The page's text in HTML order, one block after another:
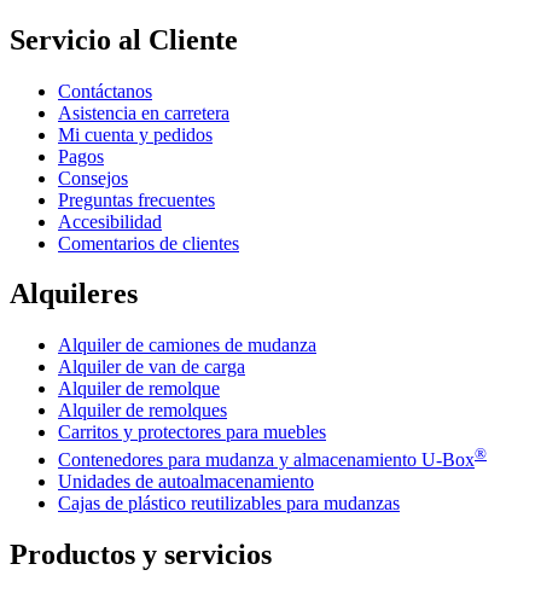
Servicio al Cliente
Contáctanos
Asistencia en carretera
Mi cuenta y pedidos
Pagos
Consejos
Preguntas frecuentes
Accesibilidad
Comentarios de clientes
Alquileres
Alquiler de camiones de mudanza
Alquiler de van de carga
Alquiler de remolque
Alquiler de remolques
Carritos y protectores para muebles
Contenedores para mudanza y almacenamiento U-Box®
Unidades de autoalmacenamiento
Cajas de plástico reutilizables para mudanzas
Productos y servicios